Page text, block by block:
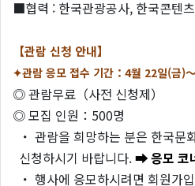
■협력 : 한국관광공사, 한국콘텐
【관람 신청 안내】
✦관람 응모 접수 기간：4월 22일(금)
◎ 관람무료（사전 신청제）
◎ 모집 인원：500명
・ 관람을 희망하는 분은 한국문
신청하시기 바랍니다.➡ 응모 코
・ 행사에 응모하시려면 회원가